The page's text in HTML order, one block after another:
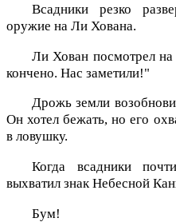
Всадники резко
оружие на Ли Хована.
Ли Хован посмотрел
кончено. Нас заметили!"
Дрожь земли
Он хотел бежать, но его
в ловушку.
Когда всадники
выхватил знак Небесной
Бум!